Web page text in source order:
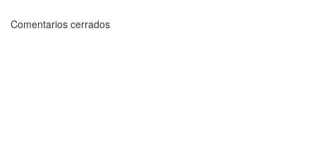
Comentarios cerrados